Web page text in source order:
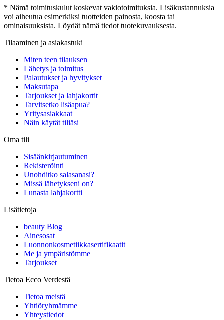
* Nämä toimituskulut koskevat vakiotoimituksia. Lisäkustannuksia
voi aiheutua esimerkiksi tuotteiden painosta, koosta tai
ominaisuuksista. Löydät nämä tiedot tuotekuvauksesta.
Tilaaminen ja asiakastuki
Miten teen tilauksen
Lähetys ja toimitus
Palautukset ja hyvitykset
Maksutapa
Tarjoukset ja lahjakortit
Tarvitsetko lisäapua?
Yritysasiakkaat
Näin käytät tiliäsi
Oma tili
Sisäänkirjautuminen
Rekisteröinti
Unohditko salasanasi?
Missä lähetykseni on?
Lunasta lahjakortti
Lisätietoja
beauty Blog
Ainesosat
Luonnonkosmetiikkasertifikaatit
Me ja ympäristömme
Tarjoukset
Tietoa Ecco Verdestä
Tietoa meistä
Yhtiöryhmämme
Yhteystiedot